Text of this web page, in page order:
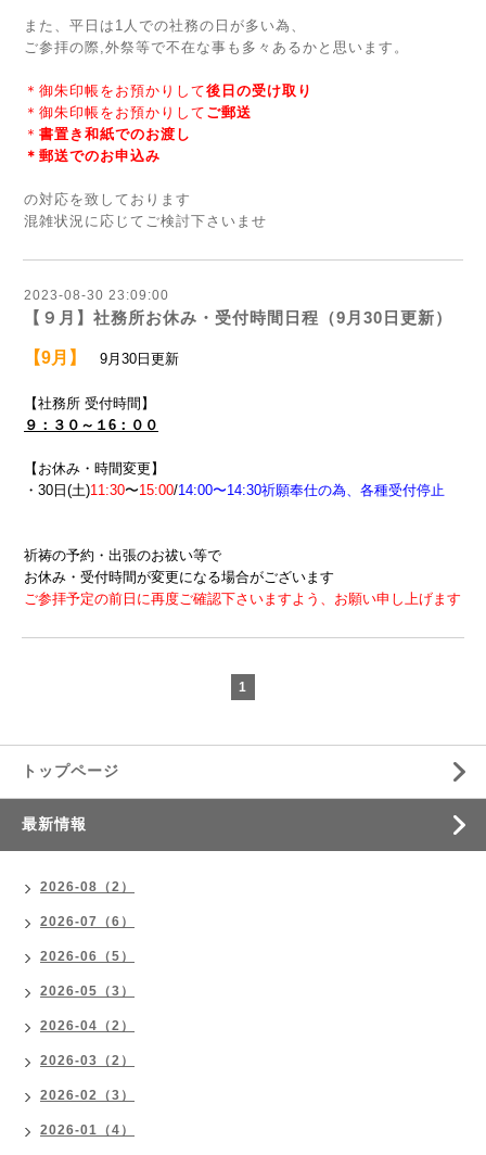
また、平日は1人での社務の日が多い為、
ご参拝の際,外祭等で不在な事も多々あるかと思います。
＊御朱印帳をお預かりして後日の受け取り
＊御朱印帳をお預かりして ご郵送
＊ 書置き和紙でのお渡し
＊郵送でのお申込み
の対応を致しております
混雑状況に応じてご検討下さいませ
2023-08-30 23:09:00
【９月】社務所お休み・受付時間日程（9月30日更新）
【9月】 9月30日更新
【社務所 受付時間】
９：３０～１6：００
【お休み・時間変更】
・30日(土)11:30〜15:00/14:00〜14:30祈願奉仕の為、各種受付停止
祈祷の予約・出張のお祓い等で
お休み・受付時間が変更になる場合がございます
ご参拝予定の前日に再度ご確認下さいますよう、お願い申し上げます
1
トップページ
最新情報
2026-08（2）
2026-07（6）
2026-06（5）
2026-05（3）
2026-04（2）
2026-03（2）
2026-02（3）
2026-01（4）